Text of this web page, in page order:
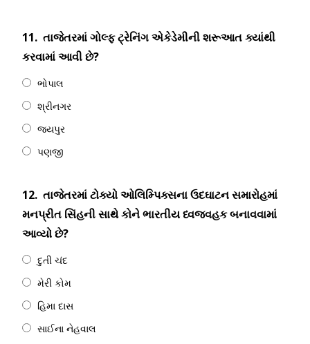
11. તાજેતરમાં ગોલ્ફ ટ્રેનિંગ એકેડેમીની શરૂઆત ક્યાંથી
કરવામાં આવી છે?
ભોપાલ
શ્રીનગર
જયપુર
પણજી
12. તાજેતરમાં ટોક્યો ઓલિમ્પિક્સના ઉદઘાટન સમારોહમાં
મનપ્રીત સિંહની સાથે કોને ભારતીય ધ્વજવહક બનાવવામાં
આવ્યો છે?
દુતી ચંદ
મેરી કોમ
હિમા દાસ
સાઈના નેહવાલ